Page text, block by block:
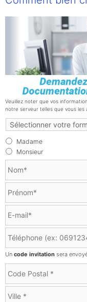
Veuillez noter que vos
notre serveur telles que vous les
o
r
m
a
i
n
*
M
a
d
a
M
o
n
s
u
*
Madame
Monsieur
o
m
*
é
n
o
m
*
-
m
a
i
l
*
l
h
o
n
Un code invitation sera
o
d
e